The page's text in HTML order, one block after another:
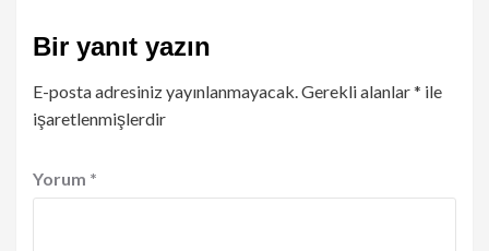
Bir yanıt yazın
E-posta adresiniz yayınlanmayacak.Gerekli alanlar* ile
işaretlenmişlerdir
Yorum *